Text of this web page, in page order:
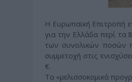
Η Ευρωπαϊκή Επιτροπή
για την Ελλάδα περί τα
των συνολικών ποσών
συμμετοχή στις
€.
Τα «μελισσοκομικά